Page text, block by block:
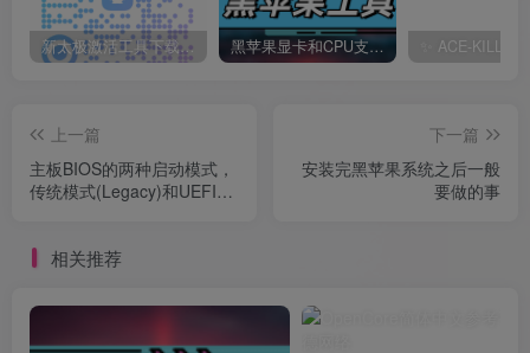
新太极激活工具下载/教程/充值/开户(QQ交流群号749113977) 黑苹果显卡和CPU支持情况以及购买硬件防踩坑指南
上一篇
主板BIOS的两种启动模式，
传统模式(Legacy)和UEFI模
下一篇
安装完黑苹果系统之后一般
要做的事
相关推荐